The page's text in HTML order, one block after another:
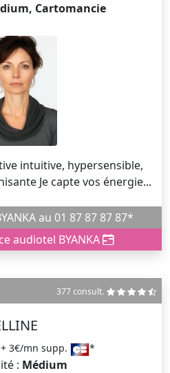
Cartomancie
Je capte vos énergie...
Prendre RDV avec BYANKA au 01 87 87 87 87*
audiotel BYANKA
377 consult.
3€/mn supp. *
: Médium